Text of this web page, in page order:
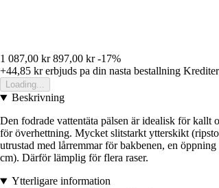
1 087,00 kr 897,00 kr -17%
+44,85 krerbjuds pa din nasta bestallning
Loading...
Beskrivning
Den fodrade vattentäta pälsen är idealisk för kallt
för överhettning. Mycket slitstarkt ytterskikt
utrustad med lårremmar för bakbenen, en
cm). Därför lämplig för flera raser.
Ytterligare information